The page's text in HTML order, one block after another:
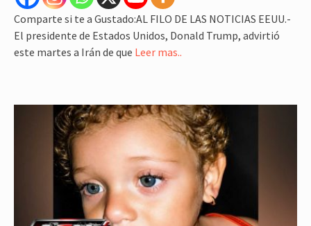
Comparte si te a Gustado:AL FILO DE LAS NOTICIAS EEUU.-
El presidente de Estados Unidos, Donald Trump, advirtió
este martes a Irán de que Leer mas..